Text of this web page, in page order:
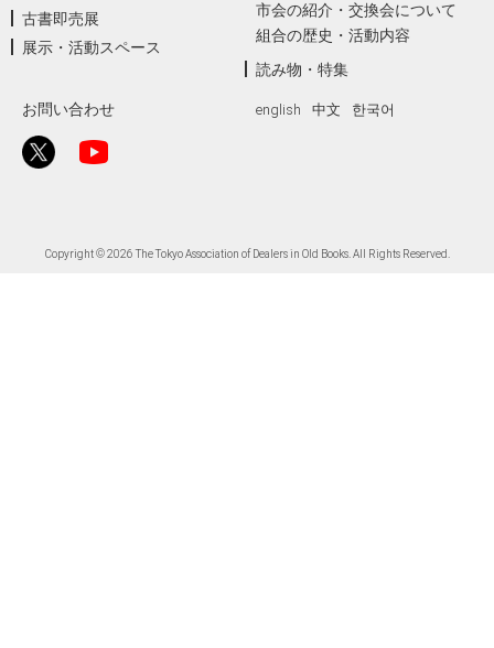
古書即売展
展示・活動スペース
市会の紹介・交換会について
組合の歴史・活動内容
読み物・特集
お問い合わせ english 中文 한국어
Copyright © 2026 The Tokyo Association of Dealers in Old Books. All Rights Reserved.